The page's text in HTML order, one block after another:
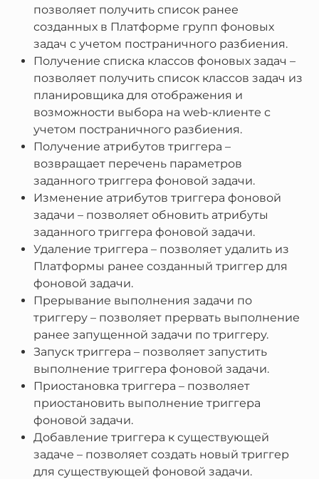
позволяет получить список ранее
созданных в Платформе групп фоновых
задач с учетом постраничного разбиения.
Получение списка классов фоновых задач –
позволяет получить список классов задач из
планировщика для отображения и
возможности выбора на web-клиенте с
учетом постраничного разбиения.
Получение атрибутов триггера –
возвращает перечень параметров
заданного триггера фоновой задачи.
Изменение атрибутов триггера фоновой
задачи – позволяет обновить атрибуты
заданного триггера фоновой задачи.
Удаление триггера – позволяет удалить из
Платформы ранее созданный триггер для
фоновой задачи.
Прерывание выполнения задачи по
триггеру – позволяет прервать выполнение
ранее запущенной задачи по триггеру.
Запуск триггера – позволяет запустить
выполнение триггера фоновой задачи.
Приостановка триггера – позволяет
приостановить выполнение триггера
фоновой задачи.
Добавление триггера к существующей
задаче – позволяет создать новый триггер
для существующей фоновой задачи.